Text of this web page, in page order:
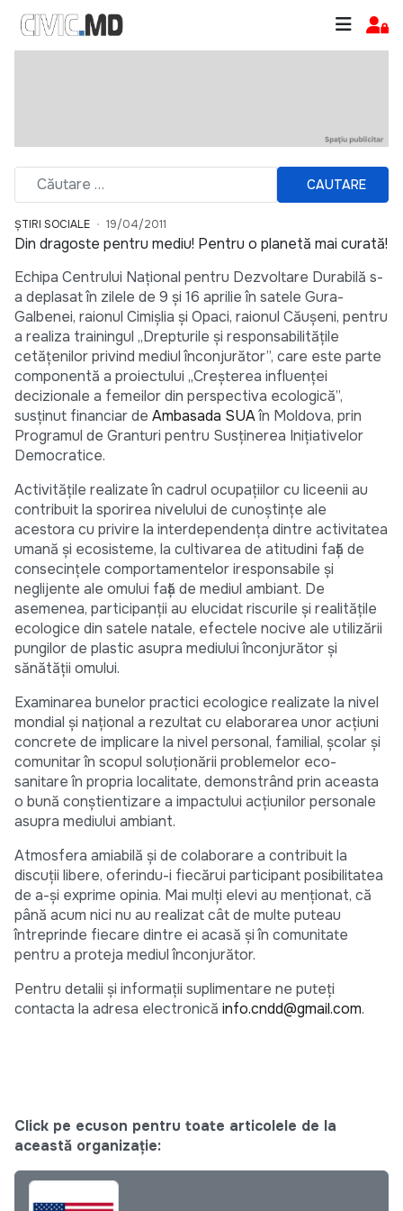
CAUTARE
ȘTIRI SOCIALE 19/04/2011
Din dragoste pentru mediu! Pentru o planetă mai curată!
Echipa Centrului Naţional pentru Dezvoltare Durabilă s-
a deplasat în zilele de 9 și 16 aprilie în satele Gura-
Galbenei, raionul Cimişlia și Opaci, raionul Căuşeni, pentru
a realiza trainingul „Drepturile şi responsabilităţile
cetăţenilor privind mediul înconjurător”, care este parte
componentă a proiectului „Creşterea influenţei
decizionale a femeilor din perspectiva ecologică”,
susţinut financiar de Ambasada SUAîn Moldova, prin
Programul de Granturi pentru Susţinerea Iniţiativelor
Democratice.
Activitățile realizate în cadrul ocupațiilor cu liceenii au
contribuit la sporirea nivelului de cunoştinţe ale
acestora cu privire la interdependenţa dintre activitatea
umană şi ecosisteme, la cultivarea de atitudini faţă de
consecinţele comportamentelor iresponsabile şi
neglijente ale omului faţă de mediul ambiant. De
asemenea, participanţii au elucidat riscurile şi realităţile
ecologice din satele natale, efectele nocive ale utilizării
pungilor de plastic asupra mediului înconjurător şi
sănătăţii omului.
Examinarea bunelor practici ecologice realizate la nivel
mondial şi naţional a rezultat cu elaborarea unor acţiuni
concrete de implicare la nivel personal, familial, şcolar şi
comunitar în scopul soluţionării problemelor eco-
sanitare în propria localitate, demonstrând prin aceasta
o bună conştientizare a impactului acţiunilor personale
asupra mediului ambiant.
Atmosfera amiabilă şi de colaborare a contribuit la
discuţii libere, oferindu-i fiecărui participant posibilitatea
de a-şi exprime opinia. Mai mulţi elevi au menţionat, că
până acum nici nu au realizat cât de multe puteau
întreprinde fiecare dintre ei acasă şi în comunitate
pentru a proteja mediul înconjurător.
Pentru detalii şi informaţii suplimentare ne puteţi
contacta la adresa electronică info.cndd@gmail.com.
Click pe ecuson pentru toate articolele de la
această organizație: